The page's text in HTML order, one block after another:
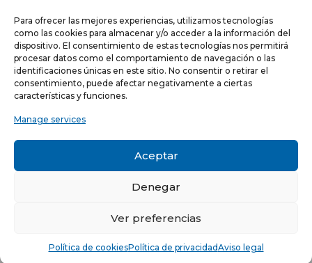
Para ofrecer las mejores experiencias, utilizamos tecnologías
como las cookies para almacenar y/o acceder a la información del
dispositivo. El consentimiento de estas tecnologías nos permitirá
procesar datos como el comportamiento de navegación o las
identificaciones únicas en este sitio. No consentir o retirar el
consentimiento, puede afectar negativamente a ciertas
características y funciones.
Manage services
Aceptar
Denegar
Ver preferencias
Política de cookiesPolítica de privacidadAviso legal
NEWSLETTER
Acepto recibir comunicaciones electrónicas informativas de Quilinox S.L. de
C/ Louis Pasteur, 4 - Parque Tecnológico de Valencia -
© Copyright 2021 -Aviso legal-Política de privacidad-Política